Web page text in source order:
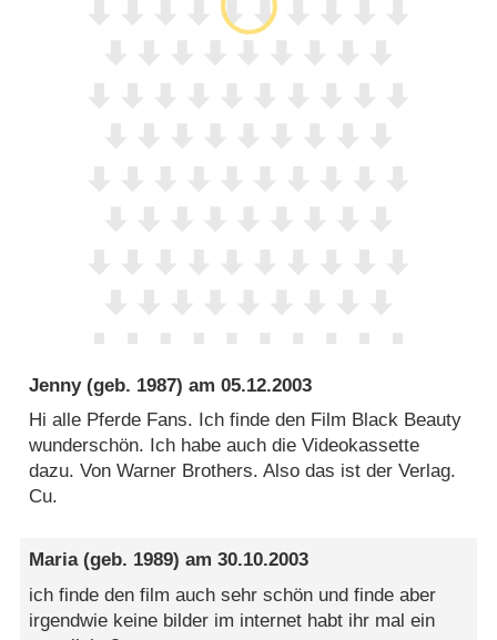
Jenny(geb. 1987) am05.12.2003
Hi alle Pferde Fans. Ich finde den Film Black Beauty
wunderschön. Ich habe auch die Videokassette
dazu. Von Warner Brothers. Also das ist der Verlag.
Cu.
Maria(geb. 1989) am30.10.2003
ich finde den film auch sehr schön und finde aber
irgendwie keine bilder im internet habt ihr mal ein